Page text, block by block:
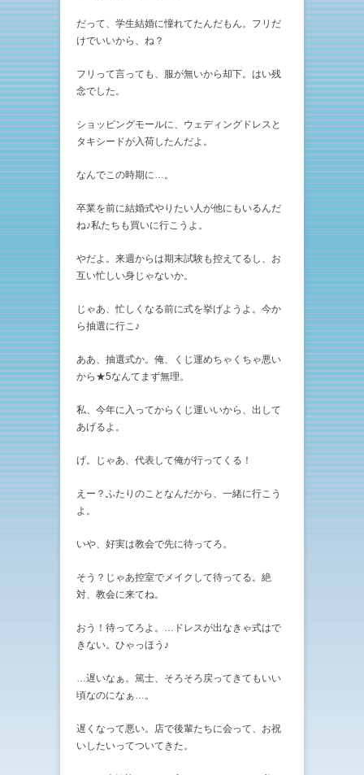
だって、学生結婚に憧れてたんだもん。フリだ
けでいいから、ね？
フリって言っても、服が無いから却下。はい残
念でした。
ショッピングモールに、ウェディングドレスと
タキシードが入荷したんだよ。
なんでこの時期に…。
卒業を前に結婚式やりたい人が他にもいるんだ
ね♪私たちも買いに行こうよ。
やだよ。来週からは期末試験も控えてるし、お
互い忙しい身じゃないか。
じゃあ、忙しくなる前に式を挙げようよ。今か
ら抽選に行こ♪
ああ、抽選式か。俺、くじ運めちゃくちゃ悪い
から★5なんてまず無理。
私、今年に入ってからくじ運いいから、出して
あげるよ。
げ。じゃあ、代表して俺が行ってくる！
えー？ふたりのことなんだから、一緒に行こう
よ。
いや、好実は教会で先に待ってろ。
そう？じゃあ控室でメイクして待ってる。絶
対、教会に来てね。
おう！待ってろよ。…ドレスが出なきゃ式はで
きない。ひゃっほう♪
…遅いなぁ。篤士、そろそろ戻ってきてもいい
頃なのになぁ…。
遅くなって悪い。店で後輩たちに会って、お祝
いしたいってついてきた。